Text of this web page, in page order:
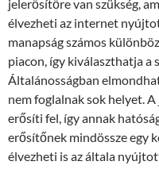
jelerősítőre van szükség,
élvezheti az internet
manapság számos
piacon, így kiválaszthatja a
Általánosságban
nem foglalnak sok helyet.
erősíti fel, így annak
erősítőnek mindössze egy
élvezheti is az általa